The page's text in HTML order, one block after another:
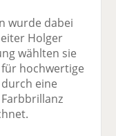
wurde dabei
Holger
wählten sie
hochwertige
eine